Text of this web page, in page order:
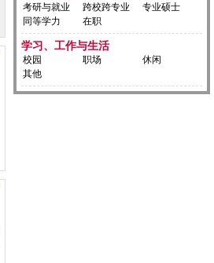
考研与就业 跨校跨专业
专业硕士
同等学力
在职
学习、工作与生活
校园 职场
休闲
其他